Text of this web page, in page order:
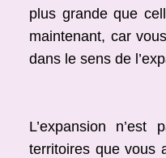
plus grande que
maintenant, car
dans le sens de
L’expansion n’est
territoires que vous